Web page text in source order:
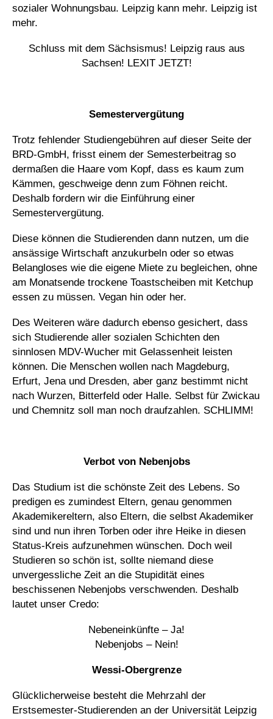
sozialer Wohnungsbau. Leipzig kann mehr. Leipzig ist
mehr.
Schluss mit dem Sächsismus! Leipzig raus aus
Sachsen! LEXIT JETZT!
Semestervergütung
Trotz fehlender Studiengebühren auf dieser Seite der
BRD-GmbH, frisst einem der Semesterbeitrag so
dermaßen die Haare vom Kopf, dass es kaum zum
Kämmen, geschweige denn zum Föhnen reicht.
Deshalb fordern wir die Einführung einer
Semestervergütung.
Diese können die Studierenden dann nutzen, um die
ansässige Wirtschaft anzukurbeln oder so etwas
Belangloses wie die eigene Miete zu begleichen, ohne
am Monatsende trockene Toastscheiben mit Ketchup
essen zu müssen. Vegan hin oder her.
Des Weiteren wäre dadurch ebenso gesichert, dass
sich Studierende aller sozialen Schichten den
sinnlosen MDV-Wucher mit Gelassenheit leisten
können. Die Menschen wollen nach Magdeburg,
Erfurt, Jena und Dresden, aber ganz bestimmt nicht
nach Wurzen, Bitterfeld oder Halle. Selbst für Zwickau
und Chemnitz soll man noch draufzahlen. SCHLIMM!
Verbot von Nebenjobs
Das Studium ist die schönste Zeit des Lebens. So
predigen es zumindest Eltern, genau genommen
Akademikereltern, also Eltern, die selbst Akademiker
sind und nun ihren Torben oder ihre Heike in diesen
Status-Kreis aufzunehmen wünschen. Doch weil
Studieren so schön ist, sollte niemand diese
unvergessliche Zeit an die Stupidität eines
beschissenen Nebenjobs verschwenden. Deshalb
lautet unser Credo:
Nebeneinkünfte – Ja!
Nebenjobs – Nein!
Wessi-Obergrenze
Glücklicherweise besteht die Mehrzahl der
Erstsemester-Studierenden an der Universität Leipzig